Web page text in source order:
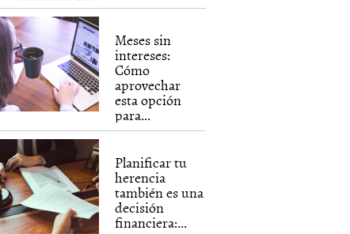
Meses sin
intereses:
Cómo
aprovechar
esta opción
para...
Planificar tu
herencia
también es una
decisión
financiera:...